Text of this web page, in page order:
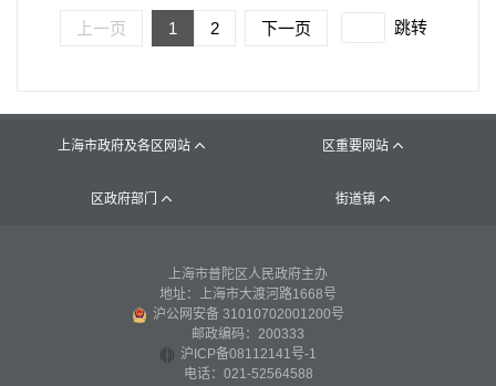
上一页 1 2 下一页 跳转
上海市政府及各区网站  区重要网站 
区政府部门  街道镇 
上海市普陀区人民政府主办
地址：上海市大渡河路1668号
沪公网安备 31010702001200号
邮政编码：200333
沪ICP备08112141号-1
电话：021-52564588